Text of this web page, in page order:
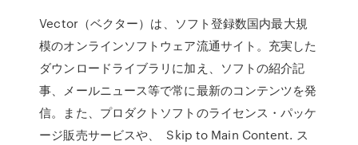
Vector（ベクター）は、ソフト登録数国内最大規
模のオンラインソフトウェア流通サイト。充実した
ダウンロードライブラリに加え、ソフトの紹介記
事、メールニュース等で常に最新のコンテンツを発
信。また、プロダクトソフトのライセンス・パッケ
ージ販売サービスや、 Skip to Main Content. ス